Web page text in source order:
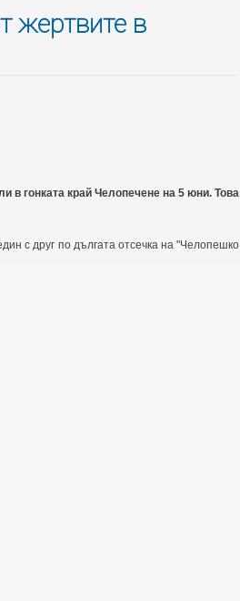
жертвите в
в гонката край Челопечене на 5 юни. Това
с друг по дългата отсечка на "Челопешко